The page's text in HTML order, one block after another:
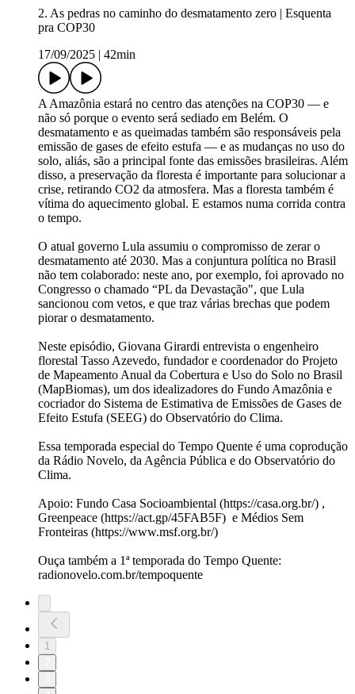
2. As pedras no caminho do desmatamento zero | Esquenta
pra COP30
17/09/2025
42min
A Amazônia estará no centro das atenções na COP30 — e
não só porque o evento será sediado em Belém. O
desmatamento e as queimadas também são responsáveis pela
emissão de gases de efeito estufa — e as mudanças no uso do
solo, aliás, são a principal fonte das emissões brasileiras. Além
disso, a preservação da floresta é importante para solucionar a
crise, retirando CO2 da atmosfera. Mas a floresta também é
vítima do aquecimento global. E estamos numa corrida contra
o tempo.
O atual governo Lula assumiu o compromisso de zerar o
desmatamento até 2030. Mas a conjuntura política no Brasil
não tem colaborado: neste ano, por exemplo, foi aprovado no
Congresso o chamado “PL da Devastação", que Lula
sancionou com vetos, e que traz várias brechas que podem
piorar o desmatamento.
Neste episódio, Giovana Girardi entrevista o engenheiro
florestal Tasso Azevedo, fundador e coordenador do Projeto
de Mapeamento Anual da Cobertura e Uso do Solo no Brasil
(MapBiomas), um dos idealizadores do Fundo Amazônia e
cocriador do Sistema de Estimativa de Emissões de Gases de
Efeito Estufa (SEEG) do Observatório do Clima.
Essa temporada especial do Tempo Quente é uma coprodução
da Rádio Novelo, da Agência Pública e do Observatório do
Clima.
Apoio: Fundo Casa Socioambiental (https://casa.org.br/) ,
Greenpeace (https://act.gp/45FAB5F) e Médios Sem
Fronteiras (https://www.msf.org.br/)
Ouça também a 1ª temporada do Tempo Quente:
radionovelo.com.br/tempoquente
1